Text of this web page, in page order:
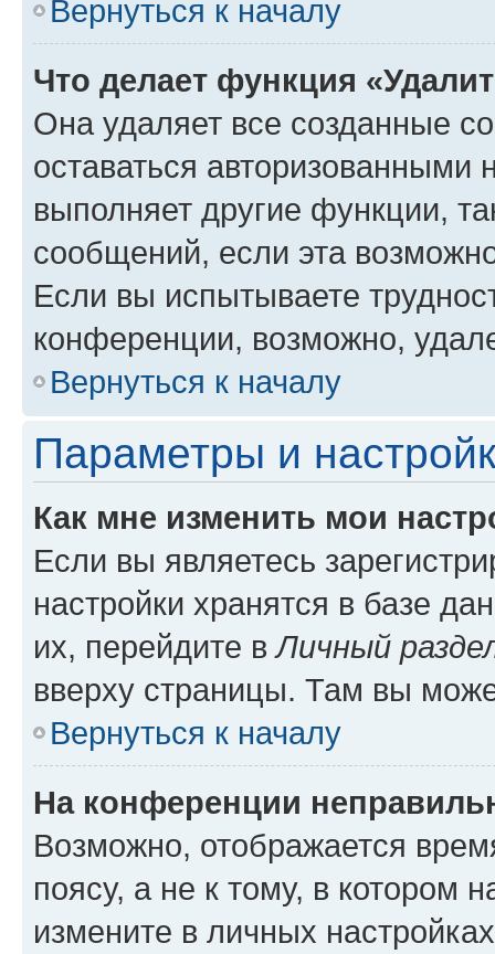
Вернуться к началу
Что делает функция
Она удаляет все созданные
оставаться авторизованными
выполняет другие функции,
сообщений, если эта
Если вы испытываете
конференции, возможно,
Вернуться к началу
Параметры и
Как мне изменить мои
Если вы являетесь
настройки хранятся в базе
их, перейдите вЛичный
вверху страницы. Там вы
Вернуться к началу
На конференции
Возможно, отображается
поясу, а не к тому, в котором
измените в личных